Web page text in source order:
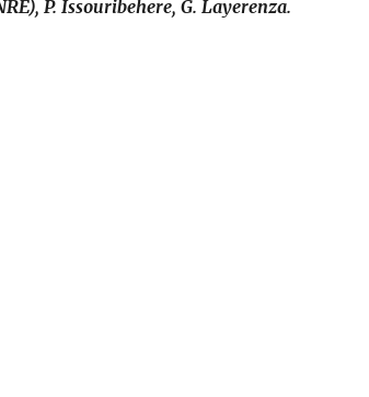
P. Issouribehere, G. Layerenza.